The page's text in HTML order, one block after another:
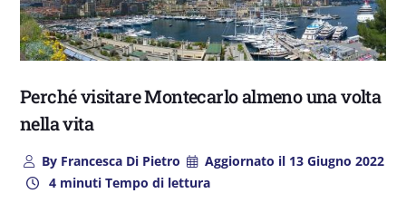
Perché visitare Montecarlo almeno una volta
nella vita
ByFrancesca Di Pietro Aggiornato il 13 Giugno 2022
4 minuti Tempo di lettura